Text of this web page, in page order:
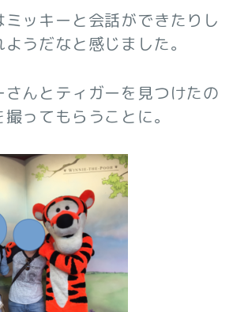
ッキーと会話ができたりし
うだなと感じました。
んとティガーを見つけたの
ってもらうことに。